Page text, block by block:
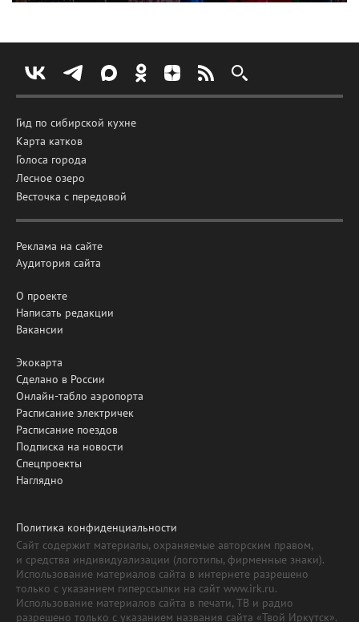
Гид по сибирской кухне
Карта катков
Голоса города
Лесное озеро
Весточка с передовой
Реклама на сайте
Аудитория сайта
О проекте
Написать редакции
Вакансии
Экокарта
Сделано в России
Онлайн-табло аэропорта
Расписание электричек
Расписание поездов
Подписка на новости
Спецпроекты
Наглядно
Политика конфиденциальности
Сайт содержит материалы, охраняемые авторским правом,
и средства индивидуализации (логотипы, фирменные знаки).
Использование материалов сайта в интернете разрешено
только с указанием гиперссылки на сайт www.irk.ru.
Использование материалов сайта в печати, ТВ и радио
разрешено только с указанием названия сайта «Твой Иркутск».